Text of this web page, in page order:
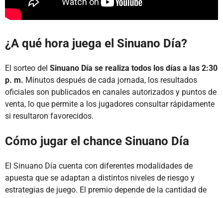
¿A qué hora juega el Sinuano Día?
El sorteo del Sinuano Día se realiza todos los días a las 2:30
p. m. Minutos después de cada jornada, los resultados
oficiales son publicados en canales autorizados y puntos de
venta, lo que permite a los jugadores consultar rápidamente
si resultaron favorecidos.
Cómo jugar el chance Sinuano Día
El Sinuano Día cuenta con diferentes modalidades de
apuesta que se adaptan a distintos niveles de riesgo y
estrategias de juego. El premio depende de la cantidad de